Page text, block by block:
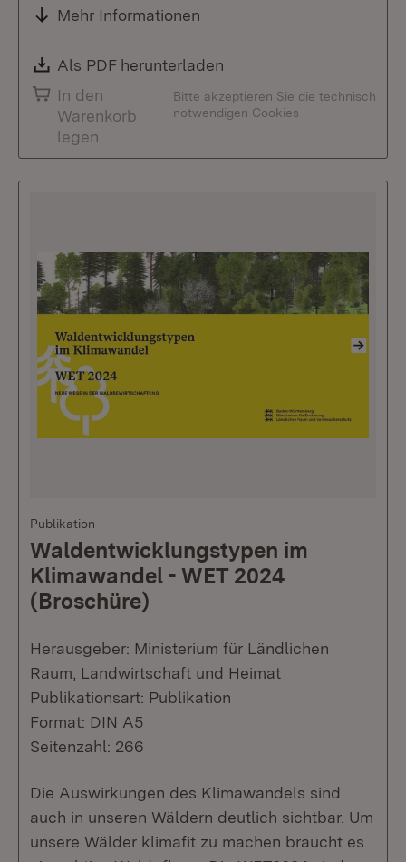
Mehr Informationen
Download:
Als PDF herunterladen
In den
Warenkorb
legen
Bitte akzeptieren Sie die technisch
notwendigen Cookies
Publikation
Waldentwicklungstypen im
Klimawandel - WET 2024
(Broschüre)
Herausgeber: Ministerium für Ländlichen
Raum, Landwirtschaft und Heimat
Publikationsart: Publikation
Format: DIN A5
Seitenzahl: 266
Die Auswirkungen des Klimawandels sind
auch in unseren Wäldern deutlich sichtbar. Um
unsere Wälder klimafit zu machen braucht es